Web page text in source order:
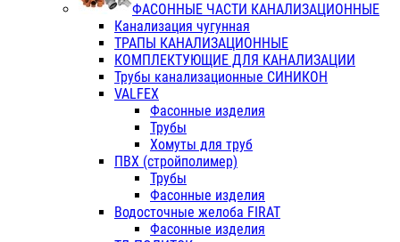
ФАСОННЫЕ ЧАСТИ КАНАЛИЗАЦИОННЫЕ
Канализация чугунная
ТРАПЫ КАНАЛИЗАЦИОННЫЕ
КОМПЛЕКТУЮЩИЕ ДЛЯ КАНАЛИЗАЦИИ
Трубы канализационные СИНИКОН
VALFEX
Фасонные изделия
Трубы
Хомуты для труб
ПВХ (стройполимер)
Трубы
Фасонные изделия
Водосточные желоба FIRAT
Фасонные изделия